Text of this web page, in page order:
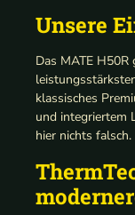
Unsere
Das MATE
klassisches
und integriertem
hier nichts falsch.